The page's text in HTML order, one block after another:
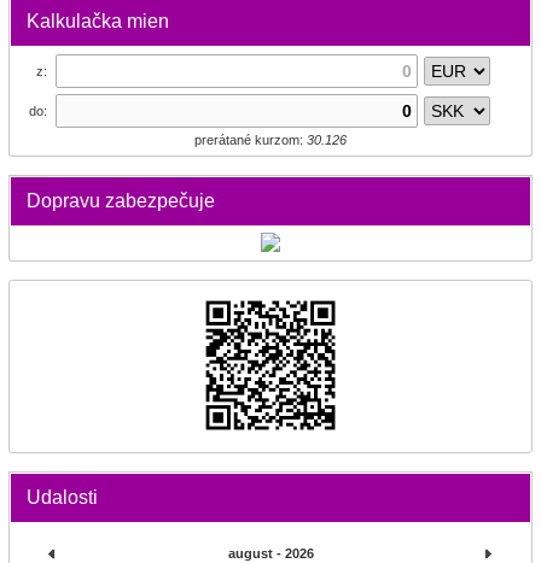
Kalkulačka mien
z:
do:
prerátané kurzom: 30.126
Dopravu zabezpečuje
Udalosti
august - 2026